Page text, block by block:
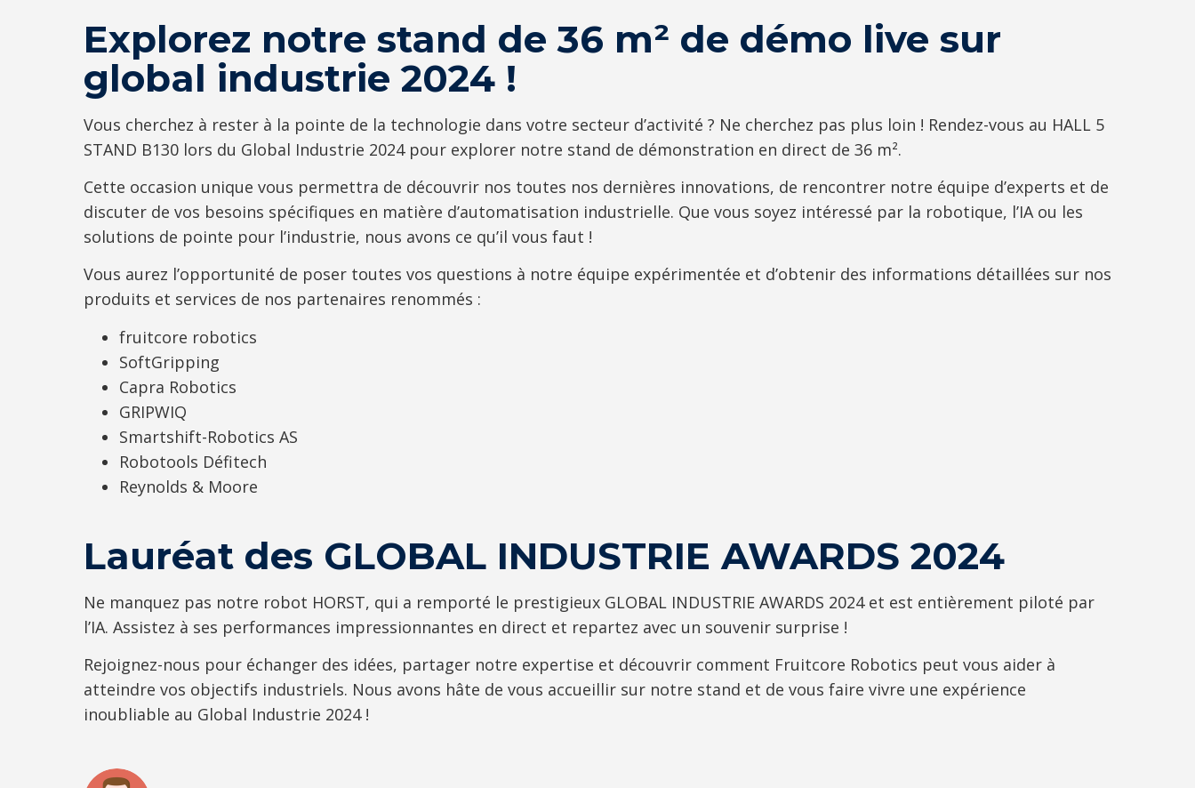
Explorez notre stand de 36 m² de démo live sur
global industrie 2024 !
Vous cherchez à rester à la pointe de la technologie dans votre secteur d’activité ? Ne cherchez pas plus loin ! Rendez-vous au HALL 5
STAND B130 lors du Global Industrie 2024 pour explorer notre stand de démonstration en direct de 36 m².
Cette occasion unique vous permettra de découvrir nos toutes nos dernières innovations, de rencontrer notre équipe d’experts et de
discuter de vos besoins spécifiques en matière d’automatisation industrielle. Que vous soyez intéressé par la robotique, l’IA ou les
solutions de pointe pour l’industrie, nous avons ce qu’il vous faut !
Vous aurez l’opportunité de poser toutes vos questions à notre équipe expérimentée et d’obtenir des informations détaillées sur nos
produits et services de nos partenaires renommés :
fruitcore robotics
SoftGripping
Capra Robotics
GRIPWIQ
Smartshift-Robotics AS
Robotools Défitech
Reynolds & Moore
Lauréat des GLOBAL INDUSTRIE AWARDS 2024
Ne manquez pas notre robot HORST, qui a remporté le prestigieux GLOBAL INDUSTRIE AWARDS 2024 et est entièrement piloté par
l’IA. Assistez à ses performances impressionnantes en direct et repartez avec un souvenir surprise !
Rejoignez-nous pour échanger des idées, partager notre expertise et découvrir comment Fruitcore Robotics peut vous aider à
atteindre vos objectifs industriels. Nous avons hâte de vous accueillir sur notre stand et de vous faire vivre une expérience
inoubliable au Global Industrie 2024 !